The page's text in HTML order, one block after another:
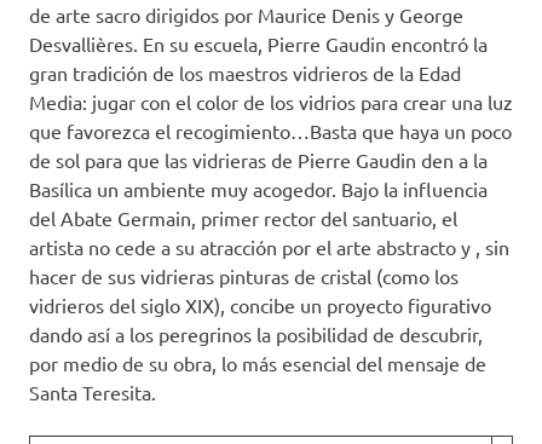
de arte sacro dirigidos por Maurice Denis y George
Desvallières. En su escuela, Pierre Gaudin encontró la
gran tradición de los maestros vidrieros de la Edad
Media: jugar con el color de los vidrios para crear una luz
que favorezca el recogimiento…Basta que haya un poco
de sol para que las vidrieras de Pierre Gaudin den a la
Basílica un ambiente muy acogedor. Bajo la influencia
del Abate Germain, primer rector del santuario, el
artista no cede a su atracción por el arte abstracto y , sin
hacer de sus vidrieras pinturas de cristal (como los
vidrieros del siglo XIX), concibe un proyecto figurativo
dando así a los peregrinos la posibilidad de descubrir,
por medio de su obra, lo más esencial del mensaje de
Santa Teresita.